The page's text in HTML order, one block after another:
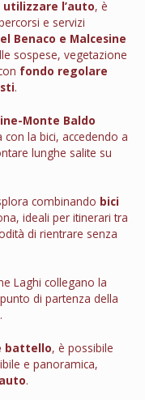
utilizzare l’auto, è
e servizi
Benaco e Malcesine
sospese, vegetazione
fondo regolare
.
Monte Baldo
la bici, accedendo a
lunghe salite su
combinando bici
ideali per itinerari tra
di rientrare senza
Laghi collegano la
di partenza della
.
battello, è possibile
e panoramica,
.